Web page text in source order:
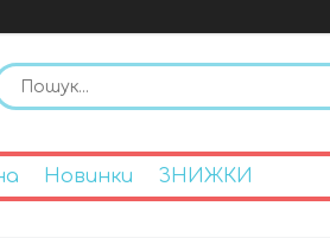
Новинки ЗНИЖКИ